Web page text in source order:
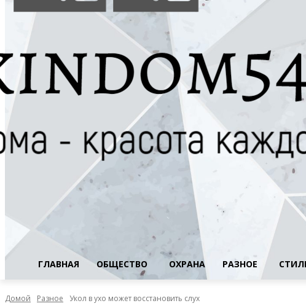
ГЛАВНАЯ ОБЩЕСТВО ОХРАНА РАЗНОЕ
Домой Разное Укол в ухо может восстановить слух